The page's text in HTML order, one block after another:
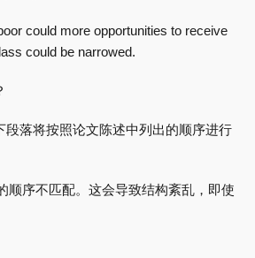
could more opportunities to receive
could be narrowed.
落将按照论文陈述中列出的顺序进行
顺序不匹配。这会导致结构紊乱，即使